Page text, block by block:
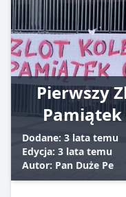
Pierwszy
Pamiątek
Dodane: 3 lata temu
Edycja: 3 lata temu
Autor: Pan Duże Pe